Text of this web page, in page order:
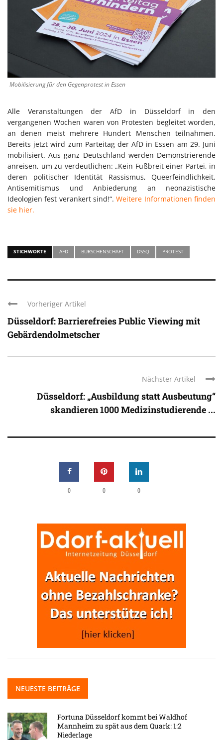
Mobilisierung für den Gegenprotest in Essen
Alle Veranstaltungen der AfD in Düsseldorf in den
vergangenen Wochen waren von Protesten begleitet worden,
an denen meist mehrere Hundert Menschen teilnahmen.
Bereits jetzt wird zum Parteitag der AfD in Essen am 29. Juni
mobilisiert. Aus ganz Deutschland werden Demonstrierende
anreisen, um zu verdeutlichen: „Kein Fußbreit einer Partei, in
deren politischer Identität Rassismus, Queerfeindlichkeit,
Antisemitismus und Anbiederung an neonazistische
Ideologien fest verankert sind!“.Weitere Informationen finden
sie hier.
STICHWORTE AFD BURSCHENSCHAFT DSSQ PROTEST
Vorheriger Artikel
Düsseldorf: Barrierefreies Public Viewing mit
Gebärdendolmetscher
Nächster Artikel
Düsseldorf: „Ausbildung statt Ausbeutung“
skandieren 1000 Medizinstudierende ...
0 0 0
NEUESTE BEITRÄGE
Fortuna Düsseldorf kommt bei Waldhof
Mannheim zu spät aus dem Quark: 1:2
Niederlage